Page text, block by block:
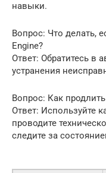
навыки.
Вопрос: Что делать,
Engine?
Ответ: Обратитесь в
устранения
Вопрос: Как
Ответ: Используйте
проводите
следите за